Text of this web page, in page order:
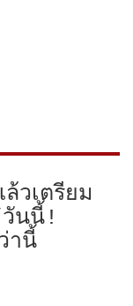
วเตรียม
นนี้!
านี้